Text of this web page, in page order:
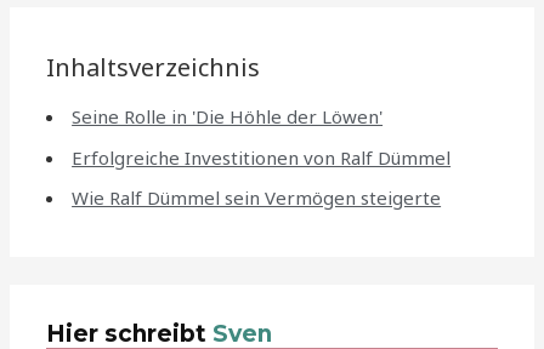
Inhaltsverzeichnis
Seine Rolle in 'Die Höhle der Löwen'
Erfolgreiche Investitionen von Ralf Dümmel
Wie Ralf Dümmel sein Vermögen steigerte
Hier schreibt Sven